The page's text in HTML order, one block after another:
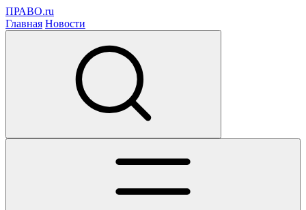
ПРАВО.ru
Главная Новости